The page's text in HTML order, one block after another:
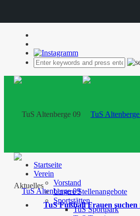
Startseite
Verein
Vorstand
Unsere Stellenangebote
Sportstätten
TuS Sportpark
Aktuelles
TuS Fußball Frauen suchen